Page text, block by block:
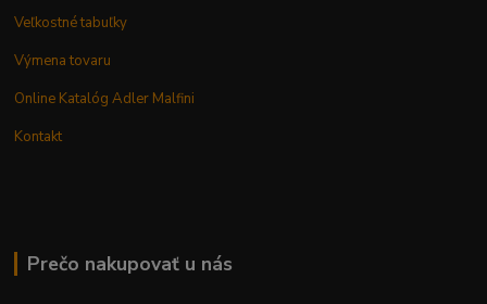
Veľkostné tabuľky
Výmena tovaru
Online Katalóg Adler Malfini
Kontakt
Prečo nakupovať u nás